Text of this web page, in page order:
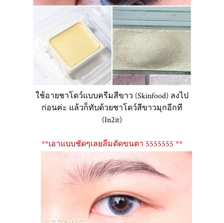
ใช้อายชาโดว์แบบครีมสีขาว (Skinfood) ลงไป
ก่อนค่ะ แล้วก็ทับด้วยชาโดว์สีขาวมุกอีกที
(In2it)
**เอาแบบชัดๆเลยลืมดัดขนตา 5555555 **